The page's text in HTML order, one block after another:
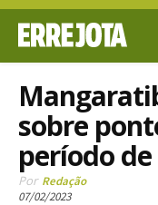
sobre
período
Por Redação
07/02/2023